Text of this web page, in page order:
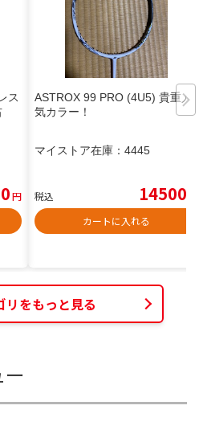
ス
円
ASTROX 99 PRO (4U5) 貴重人
気カラー！
マイストア在庫： 4445
税込 14500
カートに入れる
リをもっと見る